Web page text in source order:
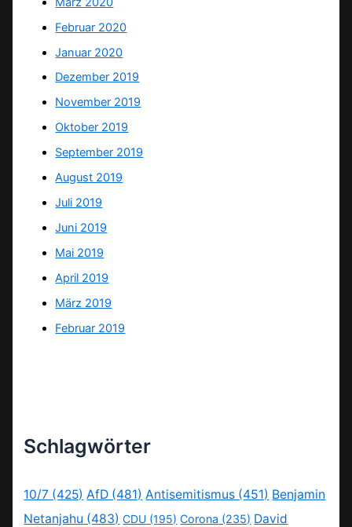
Februar 2020
Januar 2020
Dezember 2019
November 2019
Oktober 2019
September 2019
August 2019
Juli 2019
Juni 2019
Mai 2019
April 2019
März 2019
Februar 2019
Schlagwörter
10/7 (425) AfD (481) Antisemitismus (451) Benjamin
Netanjahu (483) CDU (195) Corona (235) David